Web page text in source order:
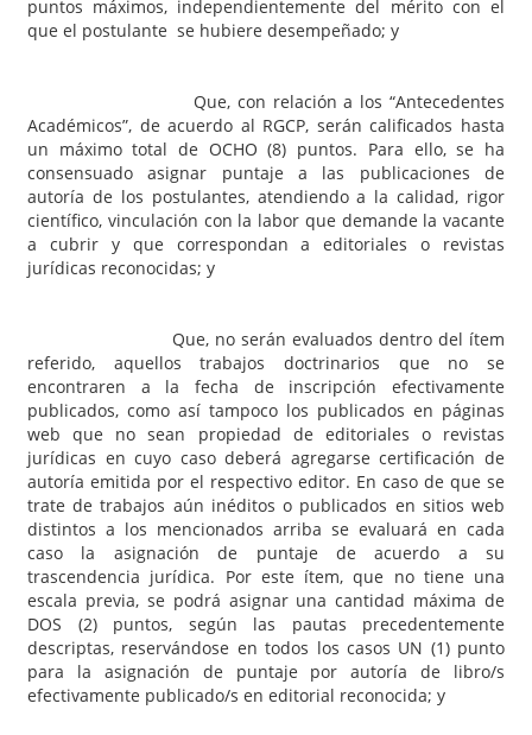
puntos máximos, independientemente del mérito con el
que el postulante se hubiere desempeñado; y
Que, con relación a los “Antecedentes
Académicos”, de acuerdo al RGCP, serán calificados hasta
un máximo total de OCHO (8) puntos. Para ello, se ha
consensuado asignar puntaje a las publicaciones de
autoría de los postulantes, atendiendo a la calidad, rigor
científico, vinculación con la labor que demande la vacante
a cubrir y que correspondan a editoriales o revistas
jurídicas reconocidas; y
Que, no serán evaluados dentro del ítem
referido, aquellos trabajos doctrinarios que no se
encontraren a la fecha de inscripción efectivamente
publicados, como así tampoco los publicados en páginas
web que no sean propiedad de editoriales o revistas
jurídicas en cuyo caso deberá agregarse certificación de
autoría emitida por el respectivo editor. En caso de que se
trate de trabajos aún inéditos o publicados en sitios web
distintos a los mencionados arriba se evaluará en cada
caso la asignación de puntaje de acuerdo a su
trascendencia jurídica. Por este ítem, que no tiene una
escala previa, se podrá asignar una cantidad máxima de
DOS (2) puntos, según las pautas precedentemente
descriptas, reservándose en todos los casos UN (1) punto
para la asignación de puntaje por autoría de libro/s
efectivamente publicado/s en editorial reconocida; y